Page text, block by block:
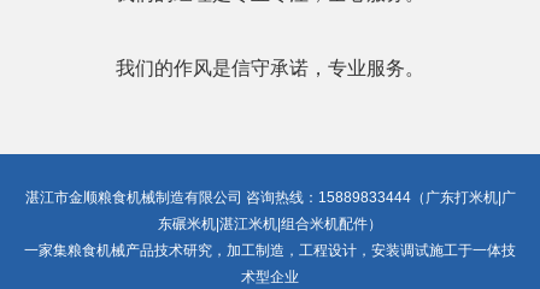
我们的作风是信守承诺，专业服务。
湛江市金顺粮食机械制造有限公司 咨询热线：15889833444（广东打米机|广
东碾米机|湛江米机|组合米机配件）
一家集粮食机械产品技术研究，加工制造，工程设计，安装调试施工于一体技
术型企业